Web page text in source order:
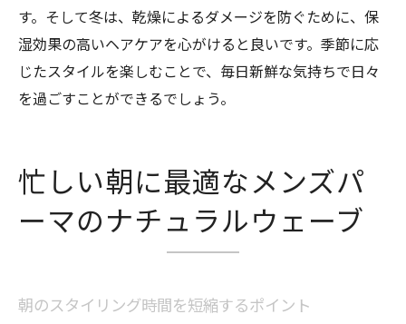
す。そして冬は、乾燥によるダメージを防ぐために、保
湿効果の高いヘアケアを心がけると良いです。季節に応
じたスタイルを楽しむことで、毎日新鮮な気持ちで日々
を過ごすことができるでしょう。
忙しい朝に最適なメンズパ
ーマのナチュラルウェーブ
朝のスタイリング時間を短縮するポイント